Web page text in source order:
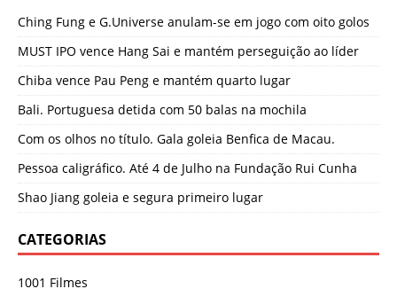
Ching Fung e G.Universe anulam-se em jogo com oito golos
MUST IPO vence Hang Sai e mantém perseguição ao líder
Chiba vence Pau Peng e mantém quarto lugar
Bali. Portuguesa detida com 50 balas na mochila
Com os olhos no título. Gala goleia Benfica de Macau.
Pessoa caligráfico. Até 4 de Julho na Fundação Rui Cunha
Shao Jiang goleia e segura primeiro lugar
CATEGORIAS
1001 Filmes